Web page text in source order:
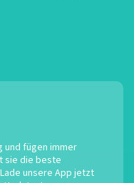
und fügen immer
sie die beste
unsere App jetzt